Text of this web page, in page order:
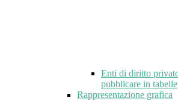
Enti di diritto
pubblicare in
Rappresentazione grafica